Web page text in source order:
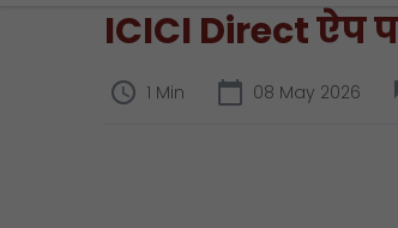
ICICI Direct ऐप
1 Min 08 May 2026